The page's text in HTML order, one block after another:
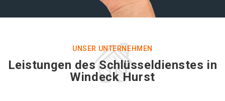
UNSER UNTERNEHMEN
Leistungen des Schlüsseldienstes in
Windeck Hurst